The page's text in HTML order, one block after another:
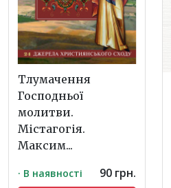
Тлумачення
Господньої
молитви.
Містагогія.
Максим...
· В наявності
90 грн.